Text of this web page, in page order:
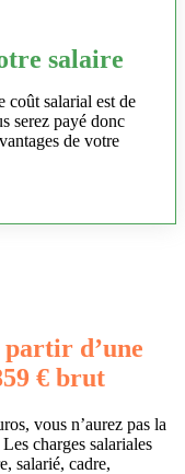
salaire
coût salarial est de
serez payé donc
de votre
partir d’une
€ brut
vous n’aurez pas la
charges salariales
salarié, cadre,